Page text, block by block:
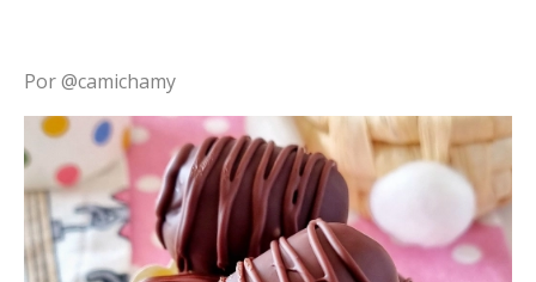
Por @camichamy